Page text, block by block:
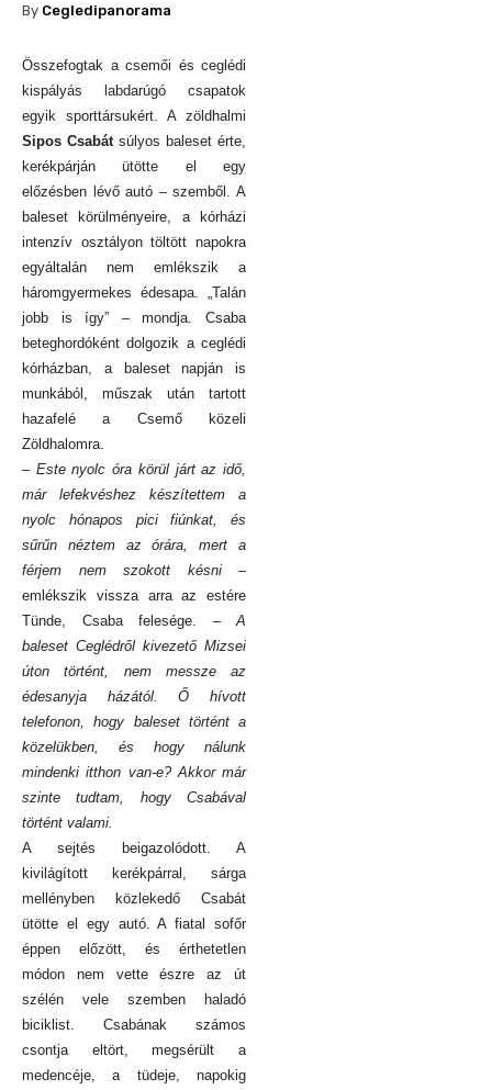
By Cegledipanorama
Összefogtak a csemői és ceglédi
kispályás labdarúgó csapatok
egyik sporttársukért. A zöldhalmi
Sipos Csabát súlyos baleset érte,
kerékpárján ütötte el egy
előzésben lévő autó – szemből. A
baleset körülményeire, a kórházi
intenzív osztályon töltött napokra
egyáltalán nem emlékszik a
háromgyermekes édesapa. „Talán
jobb is így” – mondja. Csaba
beteghordóként dolgozik a ceglédi
kórházban, a baleset napján is
munkából, műszak után tartott
hazafelé a Csemő közeli
Zöldhalomra.
– Este nyolc óra körül járt az idő,
már lefekvéshez készítettem a
nyolc hónapos pici fiúnkat, és
sűrűn néztem az órára, mert a
férjem nem szokott késni–
emlékszik vissza arra az estére
Tünde, Csaba felesége. – A
baleset Ceglédről kivezető Mizsei
úton történt, nem messze az
édesanyja házától. Ő hívott
telefonon, hogy baleset történt a
közelükben, és hogy nálunk
mindenki itthon van-e? Akkor már
szinte tudtam, hogy Csabával
történt valami.
A sejtés beigazolódott. A
kivilágított kerékpárral, sárga
mellényben közlekedő Csabát
ütötte el egy autó. A fiatal sofőr
éppen előzött, és érthetetlen
módon nem vette észre az út
szélén vele szemben haladó
biciklist. Csabának számos
csontja eltört, megsérült a
medencéje, a tüdeje, napokig